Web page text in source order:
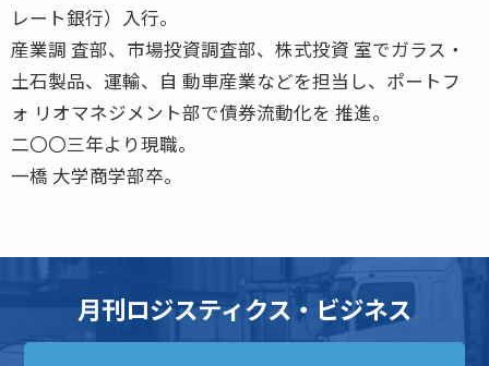
レート銀行）入行。
産業調 査部、市場投資調査部、株式投資 室でガラス・
土石製品、運輸、自 動車産業などを担当し、ポートフ
ォ リオマネジメント部で債券流動化を 推進。
二〇〇三年より現職。
一橋 大学商学部卒。
月刊ロジスティクス・ビジネス